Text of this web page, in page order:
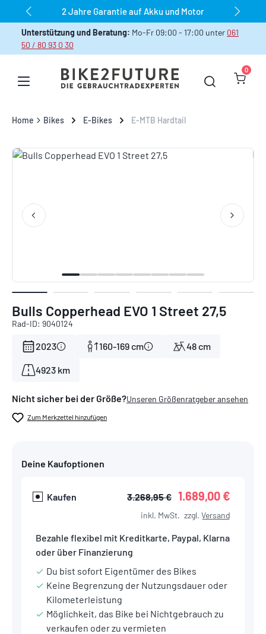
Zum Hauptinhalt springen2 Jahre Garantie auf Akku und Motor
Unterstützung und Beratung: Mo-Fr 09:00 - 17:00 unter 061
50 / 80 93 0 30
0
Home Bikes E-Bikes E-MTB Hardtail
Bildergalerie überspringen
Bulls Copperhead EVO 1 Street 27,5
Rad-ID: 9040124
2023 160-169 cm 48 cm
4923 km
Nicht sicher bei der Größe?Unseren Größenratgeber ansehen
Zum Merkzettel hinzufügen
Deine Kaufoptionen
Kaufen 3.268,95 € 1.689,00 €
inkl. MwSt. zzgl. Versand
Bezahle flexibel mit Kreditkarte, Paypal, Klarna
oder über Finanzierung
Du bist sofort Eigentümer des Bikes
Keine Begrenzung der Nutzungsdauer oder
Kilometerleistung
Möglichkeit, das Bike bei Nichtgebrauch zu
verkaufen oder zu vermieten